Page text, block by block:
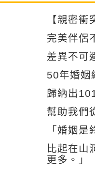
【親密衝
完美伴侶
差異不可
50年婚姻
歸納出
幫助我們
「婚姻
比起在山
更多。」